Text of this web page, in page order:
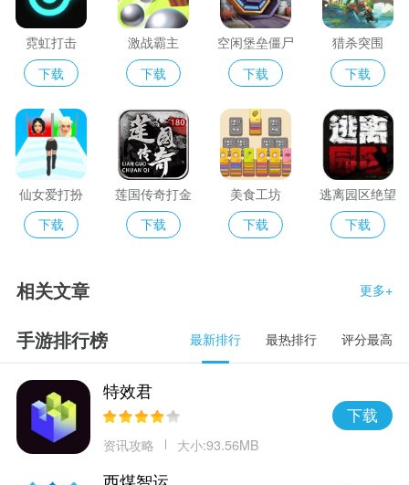
霓虹打击
下载
激战霸主
下载
空闲堡垒僵尸
生存
下载
猎杀突围
下载
仙女爱打扮
下载
莲国传奇打金
下载
美食工坊
下载
逃离园区绝望
求生之旅
下载
相关文章 更多+
手游排行榜 最新排行 最热排行 评分最高
特效君
资讯攻略 大小:93.56MB
下载
西煤智运